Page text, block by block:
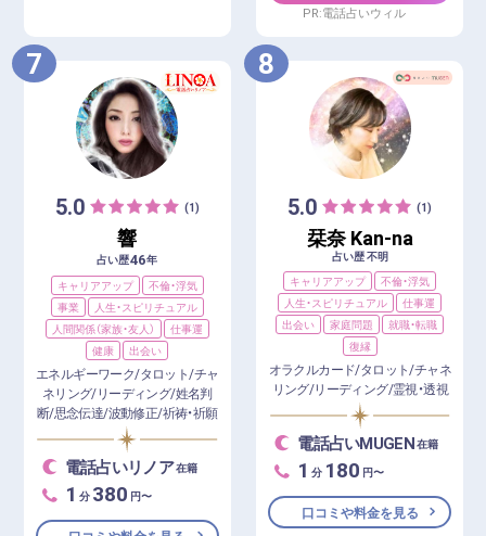
PR:電話占いウィル
7
5.0 (1)
響
占い歴46年
キャリアアップ
不倫・浮気
事業
人生・スピリチュアル
人間関係（家族・友人）
仕事運
健康
出会い
エネルギーワーク/タロット/チャ
ネリング/リーディング/姓名判
断/思念伝達/波動修正/祈祷・祈願
電話占いリノア在籍
1 分 380 円〜
8
5.0 (1)
栞奈 Kan-na
占い歴 不明
キャリアアップ
不倫・浮気
人生・スピリチュアル
仕事運
出会い
家庭問題
就職・転職
復縁
オラクルカード/タロット/チャネ
リング/リーディング/霊視・透視
電話占いMUGEN在籍
1 分 180 円〜
口コミや料金を見る